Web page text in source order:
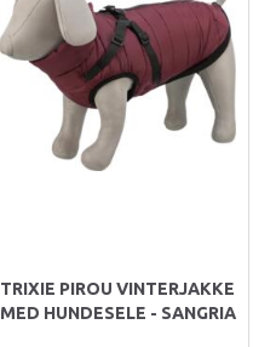
TRIXIE PIROU VINTERJAKKE
MED HUNDESELE - SANGRIA